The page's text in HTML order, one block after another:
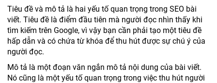
Tiêu đề và mô tả là hai yếu tố quan trọng trong SEO bài
viết. Tiêu đề là điểm đầu tiên mà người đọc nhìn thấy khi
tìm kiếm trên Google, vì vậy bạn cần phải tạo một tiêu đề
hấp dẫn và có chứa từ khóa để thu hút được sự chú ý của
người đọc.
Mô tả là một đoạn văn ngắn mô tả nội dung của bài viết.
Nó cũng là một yếu tố quan trọng trong việc thu hút người